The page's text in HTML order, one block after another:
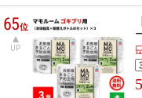
65位
UP